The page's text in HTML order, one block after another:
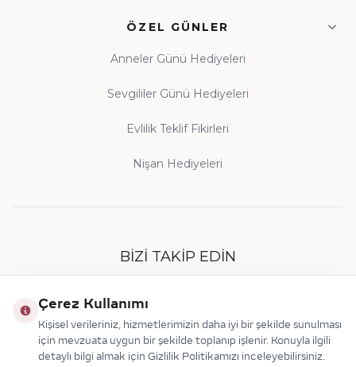
ÖZEL GÜNLER
Anneler Günü Hediyeleri
Sevgililer Günü Hediyeleri
Evlilik Teklif Fikirleri
Nişan Hediyeleri
BIZI TAKIP EDIN
Çerez Kullanımı
Kişisel verileriniz, hizmetlerimizin daha iyi bir şekilde sunulması
için mevzuata uygun bir şekilde toplanıp işlenir. Konuyla ilgili
detaylı bilgi almak için Gizlilik Politikamızı inceleyebilirsiniz.